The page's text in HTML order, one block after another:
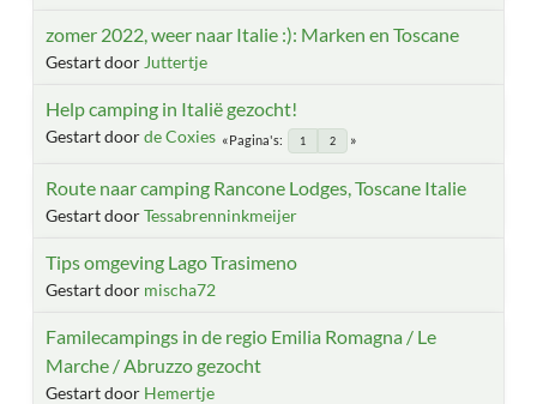
zomer 2022, weer naar Italie :): Marken en Toscane
Gestart door Juttertje
Help camping in Italië gezocht!
Gestart doorde Coxies Pagina's 1 2
Route naar camping Rancone Lodges, Toscane Italie
Gestart doorTessabrenninkmeijer
Tips omgeving Lago Trasimeno
Gestart door mischa72
Familecampings in de regio Emilia Romagna / Le
Marche / Abruzzo gezocht
Gestart door Hemertje